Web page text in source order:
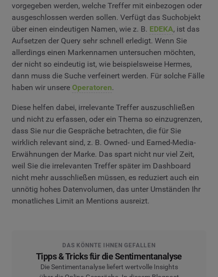
vorgegeben werden, welche Treffer mit einbezogen oder
ausgeschlossen werden sollen. Verfügt das Suchobjekt
über einen eindeutigen Namen, wie z. B. EDEKA, ist das
Aufsetzen der Query sehr schnell erledigt. Wenn Sie
allerdings einen Markennamen untersuchen möchten,
der nicht so eindeutig ist, wie beispielsweise Hermes,
dann muss die Suche verfeinert werden. Für solche Fälle
haben wir unsere Operatoren.
Diese helfen dabei, irrelevante Treffer auszuschließen
und nicht zu erfassen, oder ein Thema so einzugrenzen,
dass Sie nur die Gespräche betrachten, die für Sie
wirklich relevant sind, z. B. Owned- und Earned-Media-
Erwähnungen der Marke. Das spart nicht nur viel Zeit,
weil Sie die irrelevanten Treffer später im Dashboard
nicht mehr ausschließen müssen, es reduziert auch ein
unnötig hohes Datenvolumen, das unter Umständen Ihr
monatliches Limit an Mentions ausreizt.
DAS KÖNNTE IHNEN GEFALLEN
Tipps & Tricks für die Sentimentanalyse
Die Sentimentanalyse liefert wertvolle Insights